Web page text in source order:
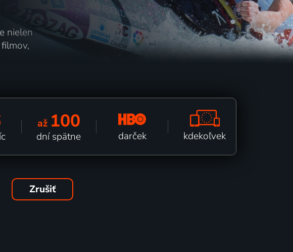
nielen
až 100
dní spätne darček kdekoľvek
Zrušiť